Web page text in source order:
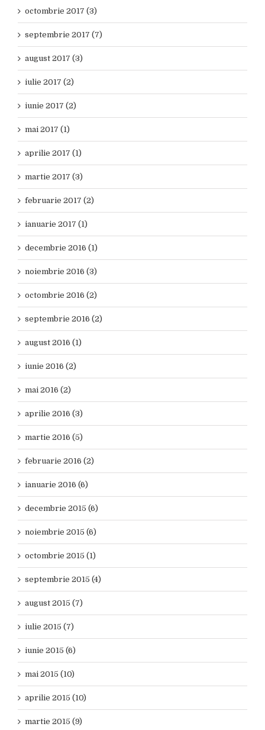
octombrie 2017 (3)
septembrie 2017 (7)
august 2017 (3)
iulie 2017 (2)
iunie 2017 (2)
mai 2017 (1)
aprilie 2017 (1)
martie 2017 (3)
februarie 2017 (2)
ianuarie 2017 (1)
decembrie 2016 (1)
noiembrie 2016 (3)
octombrie 2016 (2)
septembrie 2016 (2)
august 2016 (1)
iunie 2016 (2)
mai 2016 (2)
aprilie 2016 (3)
martie 2016 (5)
februarie 2016 (2)
ianuarie 2016 (6)
decembrie 2015 (6)
noiembrie 2015 (6)
octombrie 2015 (1)
septembrie 2015 (4)
august 2015 (7)
iulie 2015 (7)
iunie 2015 (6)
mai 2015 (10)
aprilie 2015 (10)
martie 2015 (9)